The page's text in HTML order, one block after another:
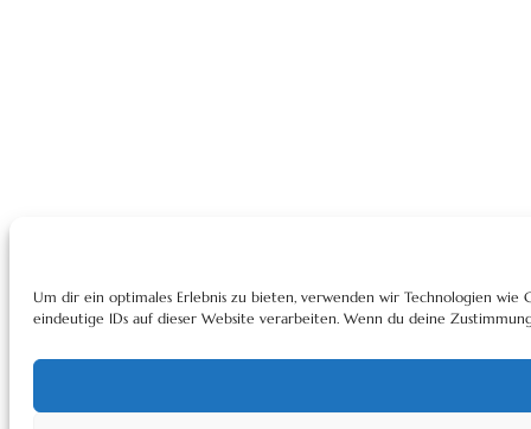
Um dir ein optimales Erlebnis zu bieten, verwenden wir Technologien
eindeutige IDs auf dieser Website verarbeiten. Wenn du deine